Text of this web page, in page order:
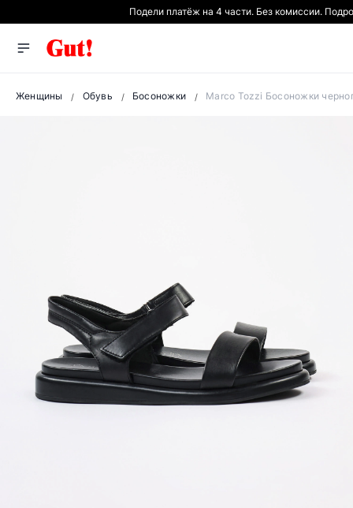
Подели платёж на 4 части. Без комиссии.
Женщины Обувь Босоножки Marco Tozzi Босоножки